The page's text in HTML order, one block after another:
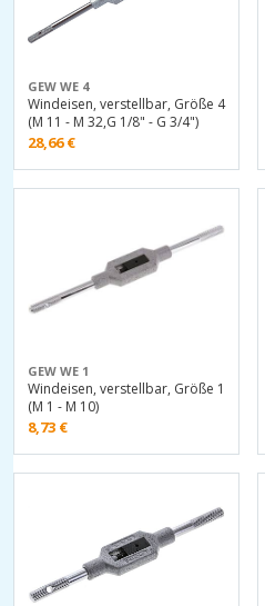
GEW WE 4
Windeisen, verstellbar, Größe 4
(M 11 - M 32,G 1/8" - G 3/4")
28,66€
GEW WE 1
Windeisen, verstellbar, Größe 1
(M 1 - M 10)
8,73 €